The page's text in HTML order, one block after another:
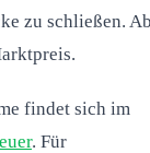
zu schließen.
findet sich im
. Für